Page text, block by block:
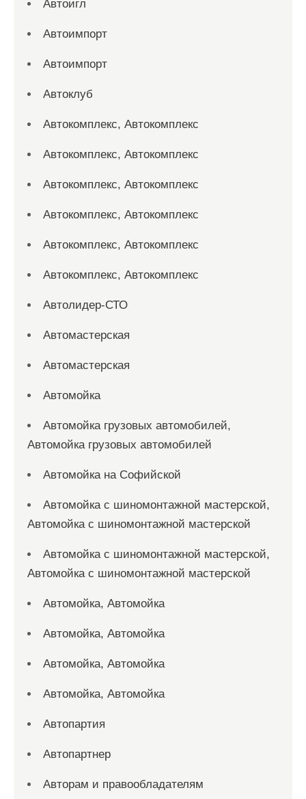
Автоигл
Автоимпорт
Автоимпорт
Автоклуб
Автокомплекс, Автокомплекс
Автокомплекс, Автокомплекс
Автокомплекс, Автокомплекс
Автокомплекс, Автокомплекс
Автокомплекс, Автокомплекс
Автокомплекс, Автокомплекс
Автолидер-СТО
Автомастерская
Автомастерская
Автомойка
Автомойка грузовых автомобилей,
Автомойка грузовых автомобилей
Автомойка на Софийской
Автомойка с шиномонтажной мастерской,
Автомойка с шиномонтажной мастерской
Автомойка с шиномонтажной мастерской,
Автомойка с шиномонтажной мастерской
Автомойка, Автомойка
Автомойка, Автомойка
Автомойка, Автомойка
Автомойка, Автомойка
Автопартия
Автопартнер
Авторам и правообладателям